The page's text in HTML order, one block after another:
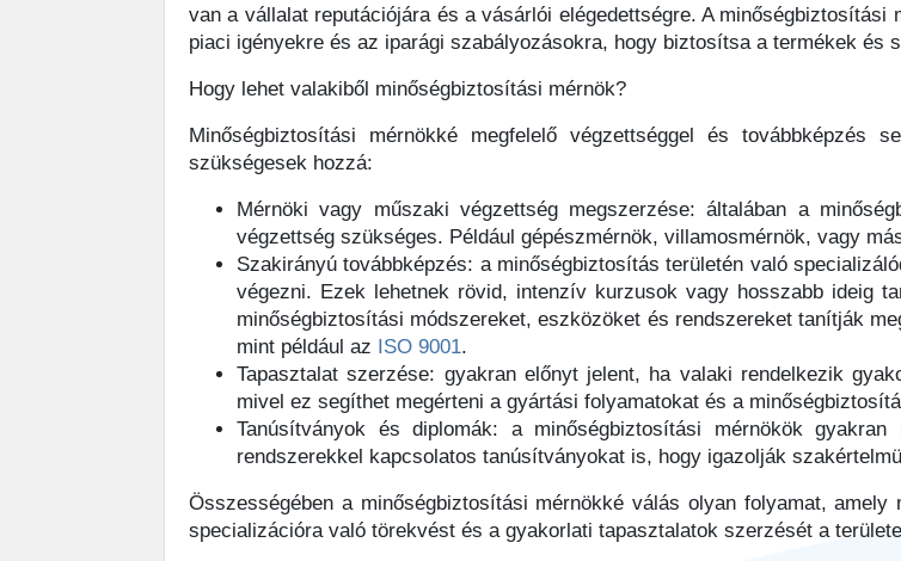
van a vállalat reputációjára és a vásárlói elégedettségre. A
piaci igényekre és az iparági szabályozásokra, hogy biztosítsa a termékek és
Hogy lehet valakiből minőségbiztosítási mérnök?
Minőségbiztosítási mérnökké megfelelő végzettséggel és továbbképzés
szükségesek hozzá:
Mérnöki vagy műszaki végzettség megszerzése: általában a
végzettség szükséges. Például gépészmérnök, villamosmérnök, vagy
Szakirányú továbbképzés: a minőségbiztosítás területén való
végezni. Ezek lehetnek rövid, intenzív kurzusok vagy hosszabb ideig
minőségbiztosítási módszereket, eszközöket és rendszereket tanítják
mint például az ISO 9001.
Tapasztalat szerzése: gyakran előnyt jelent, ha valaki rendelkezik
mivel ez segíthet megérteni a gyártási folyamatokat és a
Tanúsítványok és diplomák: a minőségbiztosítási mérnökök
rendszerekkel kapcsolatos tanúsítványokat is, hogy igazolják
Összességében a minőségbiztosítási mérnökké válás olyan folyamat,
specializációra való törekvést és a gyakorlati tapasztalatok szerzését a